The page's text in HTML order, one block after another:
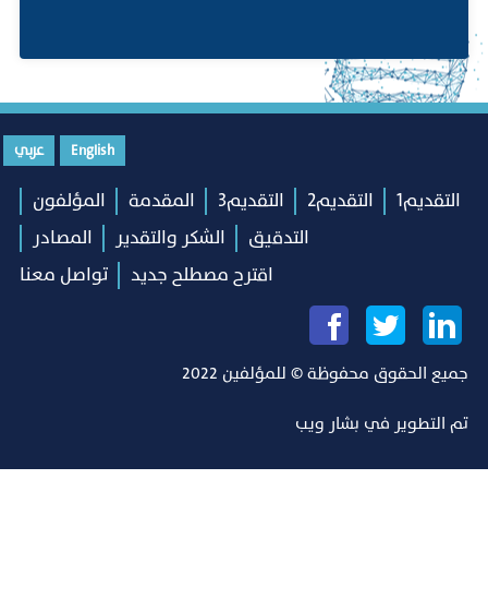
English عربي
التقديم1 التقديم2 التقديم3 المقدمة
المؤلفون
التدقيق
الشكر والتقدير
المصادر
اقترح مصطلح جديد
تواصل معنا
جميع الحقوق محفوظة © للمؤلفين 2022
تم التطوير في بشار ويب